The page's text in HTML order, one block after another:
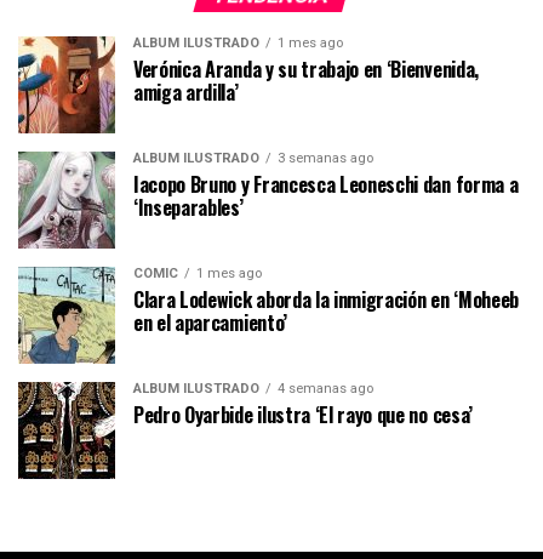
ÁLBUM ILUSTRADO 1 mes ago
Verónica Aranda y su trabajo en ‘Bienvenida,
amiga ardilla’
ÁLBUM ILUSTRADO 3 semanas ago
Iacopo Bruno y Francesca Leoneschi dan forma a
‘Inseparables’
CÓMIC 1 mes ago
Clara Lodewick aborda la inmigración en ‘Moheeb
en el aparcamiento’
ÁLBUM ILUSTRADO 4 semanas ago
Pedro Oyarbide ilustra ‘El rayo que no cesa’